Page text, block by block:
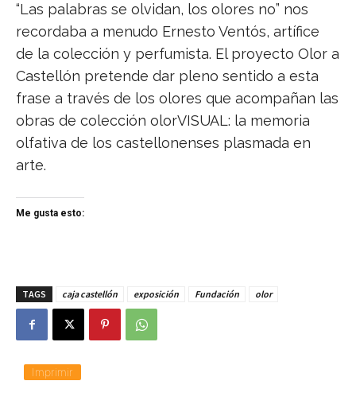
“Las palabras se olvidan, los olores no” nos
recordaba a menudo Ernesto Ventós, artífice
de la colección y perfumista. El proyecto Olor a
Castellón pretende dar pleno sentido a esta
frase a través de los olores que acompañan las
obras de colección olorVISUAL: la memoria
olfativa de los castellonenses plasmada en
arte.
Me gusta esto:
TAGS caja castellón exposición Fundación olor
Imprimir